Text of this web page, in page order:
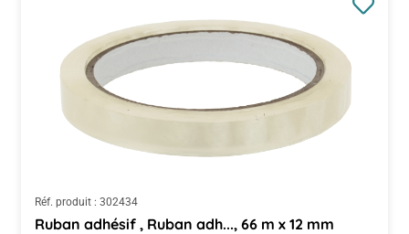
Réf. produit : 302434
Ruban adhésif , Ruban adh..., 66 m x 12 mm